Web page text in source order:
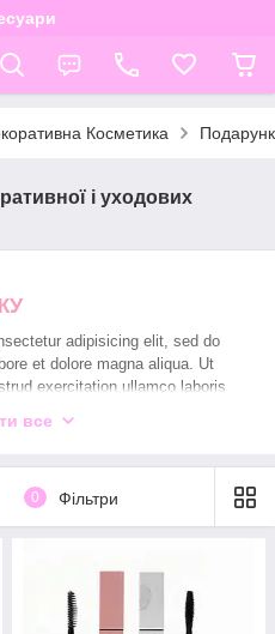
Косметика
і уходових
adipisicing elit, sed do
et dolore magna aliqua. Ut
exercitation ullamco laboris
все
0 Фільтри